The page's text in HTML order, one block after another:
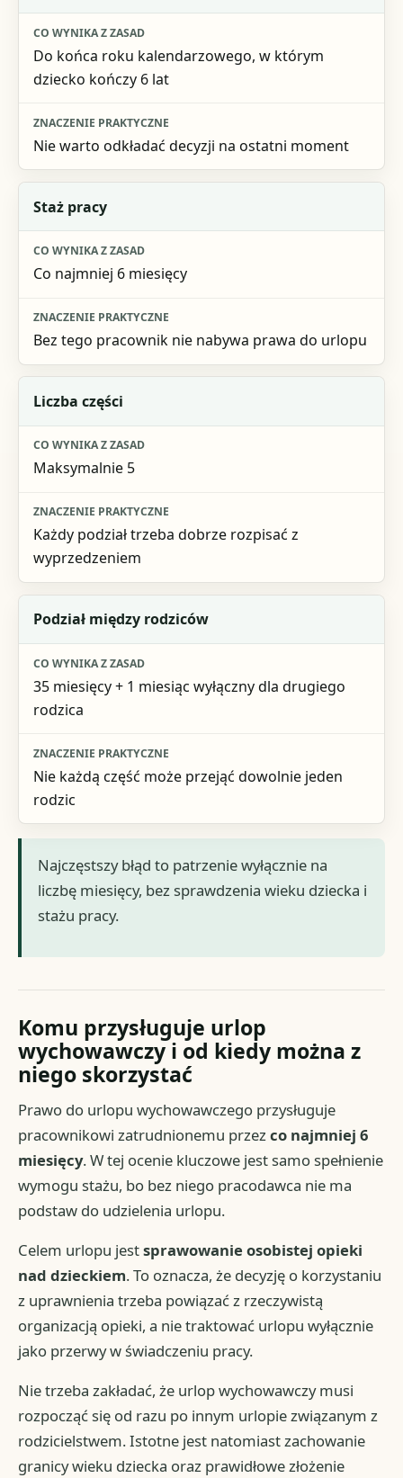
Do końca roku kalendarzowego, w którym
dziecko kończy 6 lat
Nie warto odkładać decyzji na ostatni moment
Staż pracy
Co najmniej 6 miesięcy
Bez tego pracownik nie nabywa prawa do urlopu
Liczba części
Maksymalnie 5
Każdy podział trzeba dobrze rozpisać z
wyprzedzeniem
Podział między rodziców
35 miesięcy + 1 miesiąc wyłączny dla drugiego
rodzica
Nie każdą część może przejąć dowolnie jeden
rodzic
Najczęstszy błąd to patrzenie wyłącznie na
liczbę miesięcy, bez sprawdzenia wieku dziecka i
stażu pracy.
Komu przysługuje urlop
wychowawczy i od kiedy można z
niego skorzystać
Prawo do urlopu wychowawczego przysługuje
pracownikowi zatrudnionemu przezco najmniej 6
miesięcy. W tej ocenie kluczowe jest samo spełnienie
wymogu stażu, bo bez niego pracodawca nie ma
podstaw do udzielenia urlopu.
Celem urlopu jestsprawowanie osobistej opieki
nad dzieckiem. To oznacza, że decyzję o korzystaniu
z uprawnienia trzeba powiązać z rzeczywistą
organizacją opieki, a nie traktować urlopu wyłącznie
jako przerwy w świadczeniu pracy.
Nie trzeba zakładać, że urlop wychowawczy musi
rozpocząć się od razu po innym urlopie związanym z
rodzicielstwem. Istotne jest natomiast zachowanie
granicy wieku dziecka oraz prawidłowe złożenie